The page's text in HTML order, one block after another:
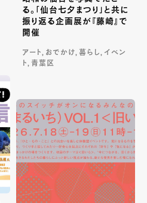
る。「仙台七夕まつり」と共に
振り返る企画展が『藤崎』で
開催
アート, おでかけ, 暮らし, イベン
ト, 青葉区